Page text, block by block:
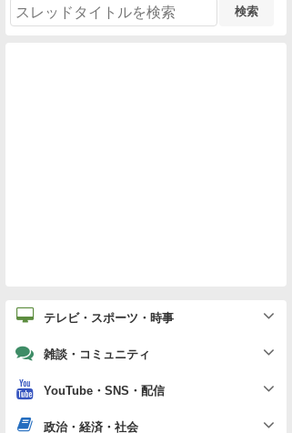
検索
テレビ・スポーツ・時事
雑談・コミュニティ
YouTube・SNS・配信
政治・経済・社会